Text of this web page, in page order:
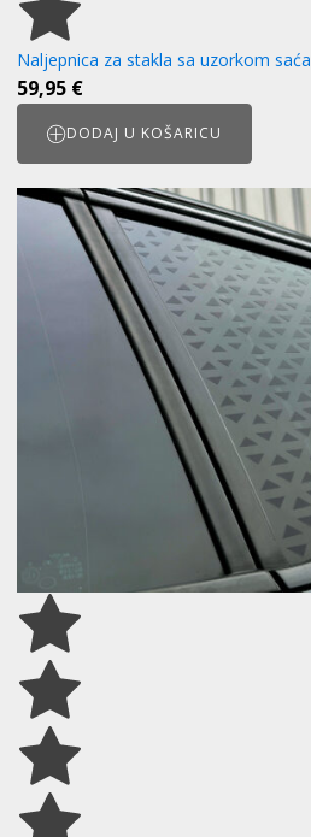
Naljepnica za stakla sa uzorkom saća
59,95 €
DODAJ U KOŠARICU